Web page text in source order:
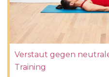
Verstaut gegen
Training